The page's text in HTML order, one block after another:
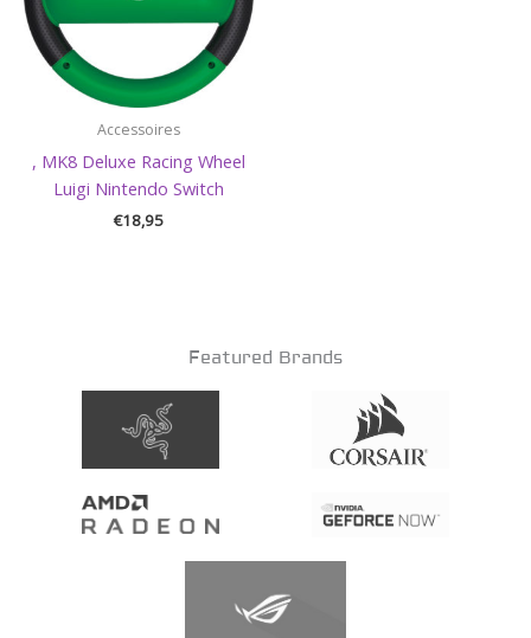
Accessoires
, MK8 Deluxe Racing Wheel
Luigi Nintendo Switch
€18,95
Featured Brands